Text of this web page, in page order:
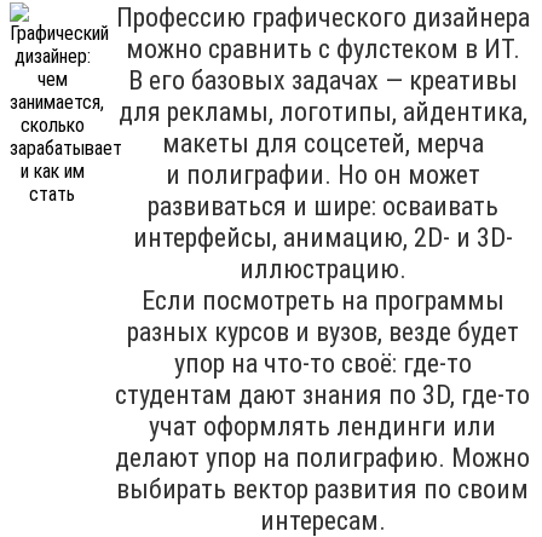
Профессию графического дизайнера
можно сравнить с фулстеком в ИТ.
В его базовых задачах — креативы
для рекламы, логотипы, айдентика,
макеты для соцсетей, мерча
и полиграфии. Но он может
развиваться и шире: осваивать
интерфейсы, анимацию, 2D- и 3D-
иллюстрацию.
Если посмотреть на программы
разных курсов и вузов, везде будет
упор на что-то своё: где-то
студентам дают знания по 3D, где-то
учат оформлять лендинги или
делают упор на полиграфию. Можно
выбирать вектор развития по своим
интересам.